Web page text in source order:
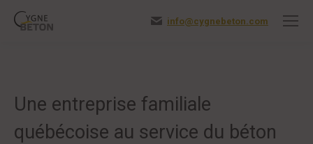
info@cygnebeton.com
Une entreprise familiale
québécoise au service du béton